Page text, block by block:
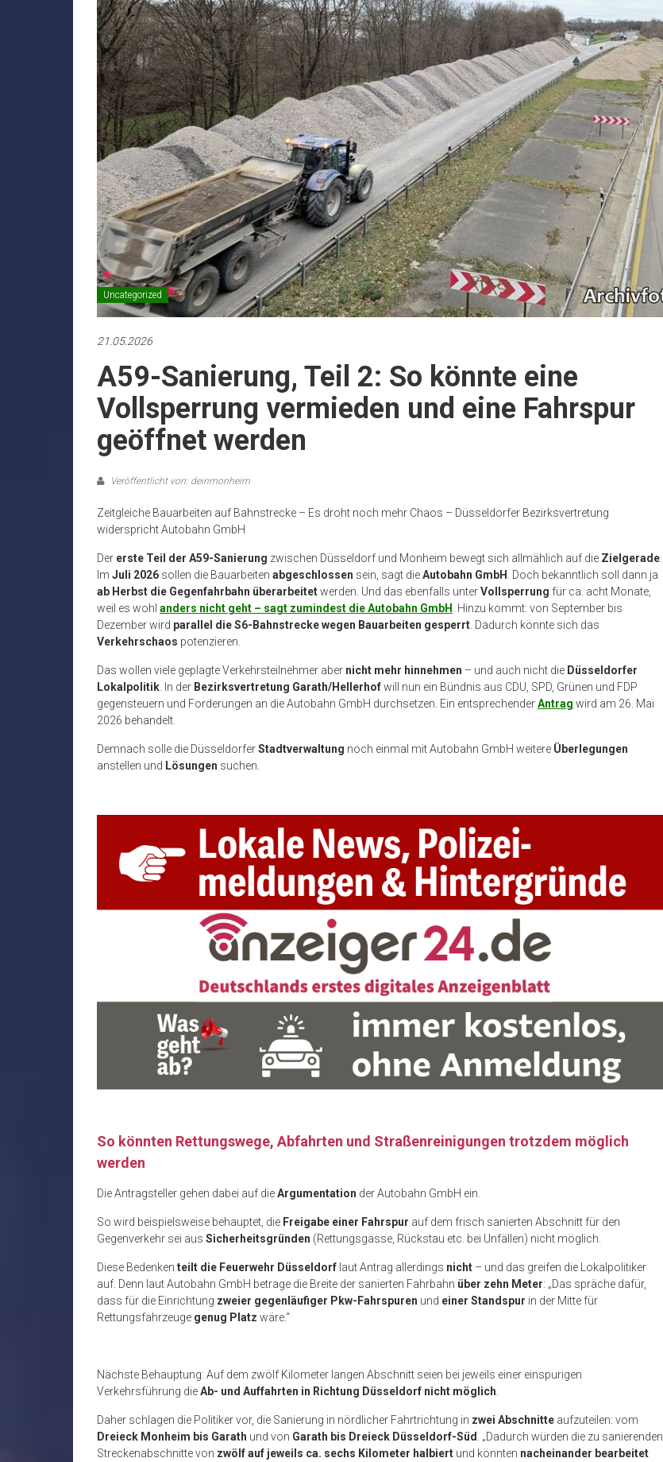
Uncategorized
21.05.2026
A59-Sanierung, Teil 2: So könnte eine
Vollsperrung vermieden und eine Fahrspur
geöffnet werden
Veröffentlicht von: deinmonheim
Zeitgleiche Bauarbeiten auf Bahnstrecke – Es droht noch mehr Chaos – Düsseldorfer Bezirksvertretung
widerspricht Autobahn GmbH
Der erste Teil der A59-Sanierung zwischen Düsseldorf und Monheim bewegt sich allmählich auf die Zielgerade
Im Juli 2026 sollen die Bauarbeiten abgeschlossen sein, sagt dieAutobahn GmbH
. Doch bekanntlich soll dann ja
ab Herbst die Gegenfahrbahn überarbeitetwerden. Und das ebenfalls unterVollsperrung für ca. acht Monate,
weil es wohl anders nicht geht – sagt zumindest die Autobahn GmbH
. Hinzu kommt: von September bis
Dezember wird parallel die S6-Bahnstrecke wegen Bauarbeiten gesperrt . Dadurch könnte sich das
Verkehrschaos potenzieren.
Das wollen viele geplagte Verkehrsteilnehmer aber nicht mehr hinnehmen – und auch nicht die Düsseldorfer
Lokalpolitik . In der Bezirksvertretung Garath/Hellerhofwill nun ein Bündnis aus CDU, SPD, Grünen und FDP
gegensteuern und Forderungen an die Autobahn GmbH durchsetzen. Ein entsprechenderAntrag wird am 26. Mai
2026 behandelt.
Demnach solle die DüsseldorferStadtverwaltung noch einmal mit Autobahn GmbH weitere Überlegungen
anstellen und Lösungen suchen.
So könnten Rettungswege, Abfahrten und Straßenreinigungen trotzdem möglich
werden
Die Antragsteller gehen dabei auf dieArgumentation der Autobahn GmbH ein.
So wird beispielsweise behauptet, die Freigabe einer Fahrspur auf dem frisch sanierten Abschnitt für den
Gegenverkehr sei aus Sicherheitsgründen (Rettungsgasse, Rückstau etc. bei Unfällen) nicht möglich.
Diese Bedenken teilt die Feuerwehr Düsseldorf laut Antrag allerdings nicht – und das greifen die Lokalpolitiker
auf. Denn laut Autobahn GmbH betrage die Breite der sanierten Fahrbahn über zehn Meter: „Das spräche dafür,
dass für die Einrichtung zweier gegenläufiger Pkw-Fahrspuren und einer Standspur in der Mitte für
Rettungsfahrzeuge genug Platz wäre.“
Nächste Behauptung: Auf dem zwölf Kilometer langen Abschnitt seien bei jeweils einer einspurigen
Verkehrsführung dieAb- und Auffahrten in Richtung Düsseldorf nicht möglich
Daher schlagen die Politiker vor, die Sanierung in nördlicher Fahrtrichtung in zwei Abschnitte aufzuteilen: vom
Dreieck Monheim bis Garath und von Garath bis Dreieck Düsseldorf-Süd
. „Dadurch würden die zu sanierenden
Streckenabschnitte von zwölf auf jeweils ca. sechs Kilometer halbiert und könnten nacheinander bearbeitet